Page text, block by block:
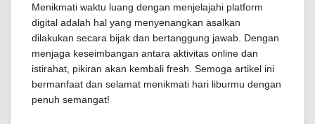
Menikmati waktu luang dengan menjelajahi platform
digital adalah hal yang menyenangkan asalkan
dilakukan secara bijak dan bertanggung jawab. Dengan
menjaga keseimbangan antara aktivitas online dan
istirahat, pikiran akan kembali fresh. Semoga artikel ini
bermanfaat dan selamat menikmati hari liburmu dengan
penuh semangat!